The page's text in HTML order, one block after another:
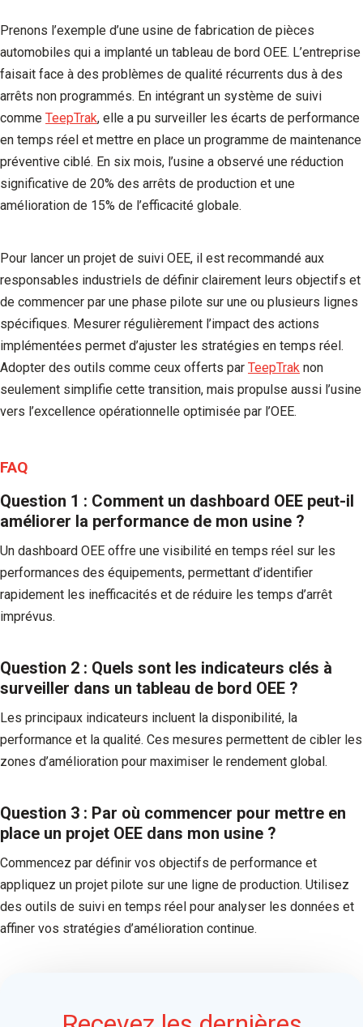
Prenons l’exemple d’une usine de fabrication de pièces
automobiles qui a implanté un tableau de bord OEE. L’entreprise
faisait face à des problèmes de qualité récurrents dus à des
arrêts non programmés. En intégrant un système de suivi
comme TeepTrak, elle a pu surveiller les écarts de performance
en temps réel et mettre en place un programme de maintenance
préventive ciblé. En six mois, l’usine a observé une réduction
significative de 20% des arrêts de production et une
amélioration de 15% de l’efficacité globale.
Pour lancer un projet de suivi OEE, il est recommandé aux
responsables industriels de définir clairement leurs objectifs et
de commencer par une phase pilote sur une ou plusieurs lignes
spécifiques. Mesurer régulièrement l’impact des actions
implémentées permet d’ajuster les stratégies en temps réel.
Adopter des outils comme ceux offerts par TeepTrak non
seulement simplifie cette transition, mais propulse aussi l’usine
vers l’excellence opérationnelle optimisée par l’OEE.
FAQ
Question 1 : Comment un dashboard OEE peut-il
améliorer la performance de mon usine ?
Un dashboard OEE offre une visibilité en temps réel sur les
performances des équipements, permettant d’identifier
rapidement les inefficacités et de réduire les temps d’arrêt
imprévus.
Question 2 : Quels sont les indicateurs clés à
surveiller dans un tableau de bord OEE ?
Les principaux indicateurs incluent la disponibilité, la
performance et la qualité. Ces mesures permettent de cibler les
zones d’amélioration pour maximiser le rendement global.
Question 3 : Par où commencer pour mettre en
place un projet OEE dans mon usine ?
Commencez par définir vos objectifs de performance et
appliquez un projet pilote sur une ligne de production. Utilisez
des outils de suivi en temps réel pour analyser les données et
affiner vos stratégies d’amélioration continue.